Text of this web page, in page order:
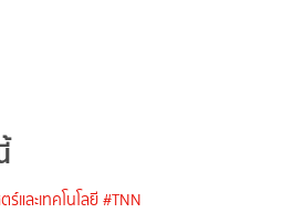
และเทคโนโลยี #TNN